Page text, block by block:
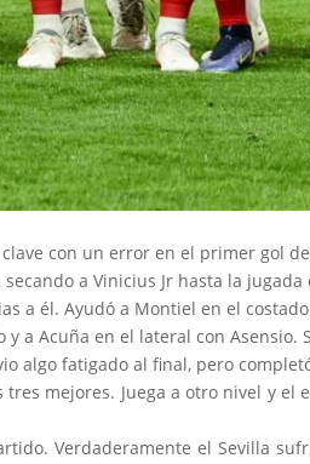
con un error en el primer gol
a Vinicius Jr hasta la jugada
a él. Ayudó a Montiel en el
a Acuña en el lateral con Asensio.
algo fatigado al final, pero
mejores. Juega a otro nivel y
Verdaderamente el Sevilla